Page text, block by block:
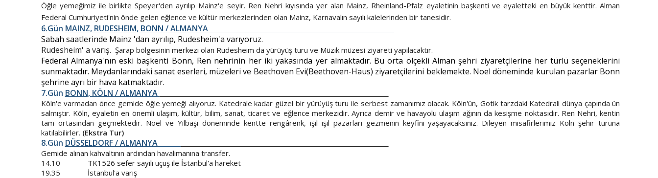
Öğle yemeğimiz ile birlikte Speyer'den ayrılıp Mainz'e seyir. Ren Nehri kıyısında yer alan Mainz, Rheinland-Pfalz eyaletinin başkenti ve eyaletteki en büyük kenttir. Alman
Federal Cumhuriyeti'nin önde gelen eğlence ve kültür merkezlerinden olan Mainz, Karnavalın sayılı kalelerinden bir tanesidir.
6.Gün MAINZ, RUDESHEIM, BONN / ALMANYA
Sabah saatlerinde Mainz 'dan ayrılıp, Rudesheim'a varıyoruz.
Rudesheim' a varış. Şarap bölgesinin merkezi olan Rudesheim da yürüyüş turu ve Müzik müzesi ziyareti yapılacaktır.
Federal Almanya'nın eski başkenti Bonn, Ren nehrinin her iki yakasında yer almaktadır. Bu orta ölçekli Alman şehri ziyaretçilerine her türlü seçeneklerini
sunmaktadır. Meydanlarındaki sanat eserleri, müzeleri ve Beethoven Evi(Beethoven-Haus) ziyaretçilerini beklemekte. Noel döneminde kurulan pazarlar Bonn
şehrine ayrı bir hava katmaktadır.
7.Gün BONN, KÖLN / ALMANYA
Köln'e varmadan önce gemide öğle yemeği alıyoruz. Katedrale kadar güzel bir yürüyüş turu ile serbest zamanımız olacak. Köln'ün, Gotik tarzdaki Katedrali dünya çapında ün
salmıştır. Köln, eyaletin en önemli ulaşım, kültür, bilim, sanat, ticaret ve eğlence merkezidir. Ayrıca demir ve havayolu ulaşım ağının da kesişme noktasıdır. Ren Nehri, kentin
tam ortasından geçmektedir. Noel ve Yılbaşı döneminde kentte rengârenk, ışıl ışıl pazarları gezmenin keyfini yaşayacaksınız. Dileyen misafirlerimiz Köln şehir turuna
katılabilirler. (Ekstra Tur)
8.Gün DÜSSELDORF / ALMANYA
Gemide alınan kahvaltının ardından havalimanına transfer.
14.10 TK1526 sefer sayılı uçuş ile İstanbul'a hareket
19.35 İstanbul'a varış